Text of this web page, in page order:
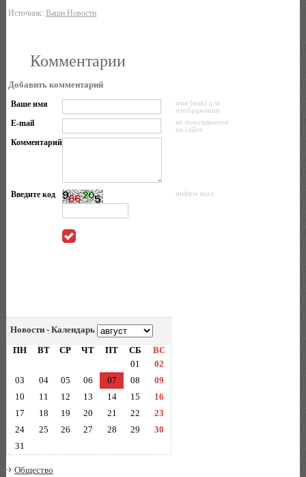
Источник:Ваши Новости
Комментарии
Добавить комментарий
Ваше имя
имя (ник) для
отображения
E-mail
не показывается
на сайте
Комментарий
Введите код цифры кода
Новости - Календарь
ПН
ВТ СР ЧТ ПТ СБ
ВС
01
02
03
04 05 06 07 08
09
10
11 12 13 14 15
16
17
18 19 20 21 22
23
24
25 26 27 28 29
30
31
Общество